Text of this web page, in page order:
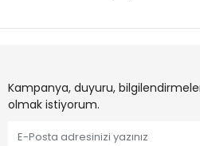
Kampanya, duyuru,
olmak istiyorum.